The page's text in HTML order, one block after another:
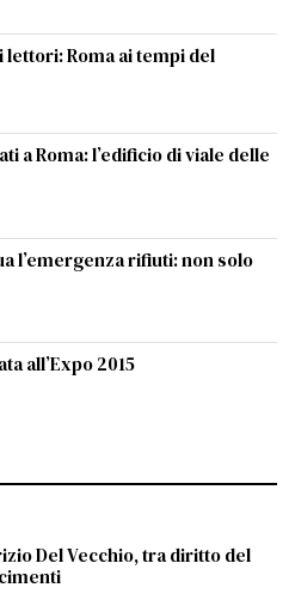
lettori: Roma ai tempi del
a Roma: l’edificio di viale delle
l’emergenza rifiuti: non solo
all’Expo 2015
Del Vecchio, tra diritto del